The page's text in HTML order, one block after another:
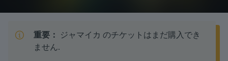
重要：
ジャマイカ のチケットはまだ購入でき
ません.